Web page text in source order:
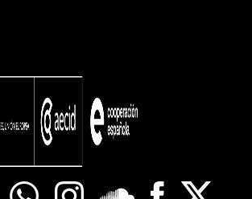
WhatsappInstagramSoundcloreFacebook
X